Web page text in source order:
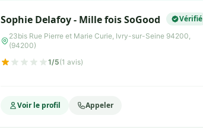
Sophie Delafoy - Mille fois SoGood Vérifié
23bis Rue Pierre et Marie Curie, Ivry-sur-Seine 94200,
(94200)
1/5(1 avis)
Voir le profil Appeler